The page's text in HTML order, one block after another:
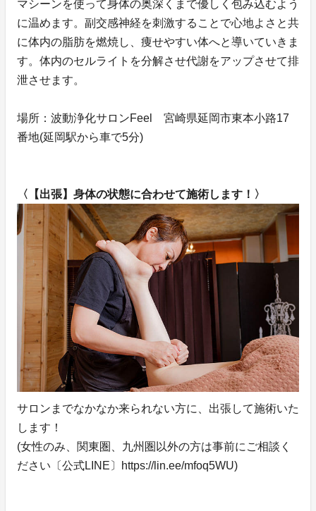
マシーンを使って身体の奥深くまで優しく包み込むよう
に温めます。副交感神経を刺激することで心地よさと共
に体内の脂肪を燃焼し、痩せやすい体へと導いていきま
す。体内のセルライトを分解させ代謝をアップさせて排
泄させます。
場所：波動浄化サロンFeel 宮崎県延岡市東本小路17
番地(延岡駅から車で5分)
〈【出張】身体の状態に合わせて施術します！〉
サロンまでなかなか来られない方に、出張して施術いた
します！
(女性のみ、関東圏、九州圏以外の方は事前にご相談く
ださい〔公式LINE〕https://lin.ee/mfoq5WU)